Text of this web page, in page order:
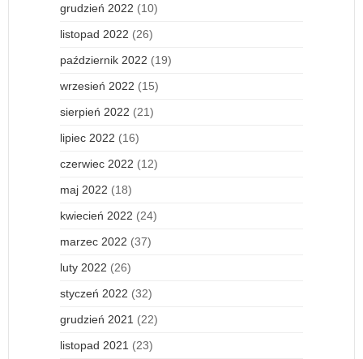
grudzień 2022 (10)
listopad 2022 (26)
październik 2022 (19)
wrzesień 2022 (15)
sierpień 2022 (21)
lipiec 2022 (16)
czerwiec 2022 (12)
maj 2022 (18)
kwiecień 2022 (24)
marzec 2022 (37)
luty 2022 (26)
styczeń 2022 (32)
grudzień 2021 (22)
listopad 2021 (23)